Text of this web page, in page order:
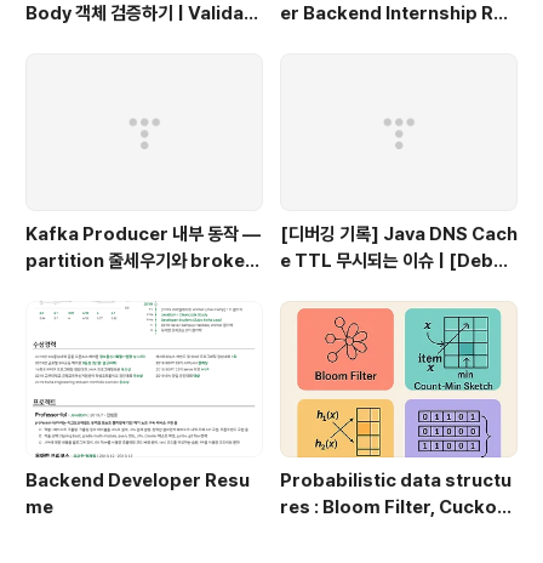
Body 객체 검증하기 | Validati
er Backend Internship Rev
Kafka Producer 내부 동작 —
partition 줄세우기와 broker
[디버깅 기록] Java DNS Cach
e TTL 무시되는 이슈 | [Debug
TTL Ignored Issue
Backend Developer Resu
me
Probabilistic data structu
res : Bloom Filter, Cuckoo